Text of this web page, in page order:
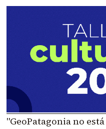
"GeoPatagonia no